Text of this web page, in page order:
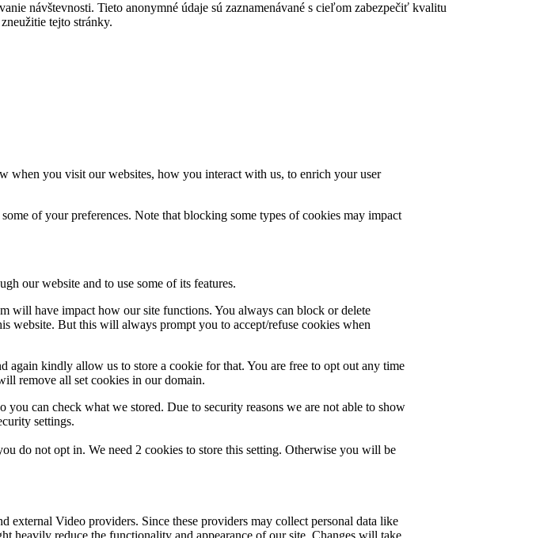
návštevnosti. Tieto anonymné údaje sú zaznamenávané s cieľom zabezpečiť kvalitu
tejto stránky.
when you visit our websites, how you interact with us, to enrich your user
of your preferences. Note that blocking some types of cookies may impact
our website and to use some of its features.
will have impact how our site functions. You always can block or delete
website. But this will always prompt you to accept/refuse cookies when
kindly allow us to store a cookie for that. You are free to opt out any time
remove all set cookies in our domain.
can check what we stored. Due to security reasons we are not able to show
settings.
do not opt in. We need 2 cookies to store this setting. Otherwise you will be
external Video providers. Since these providers may collect personal data like
heavily reduce the functionality and appearance of our site. Changes will take